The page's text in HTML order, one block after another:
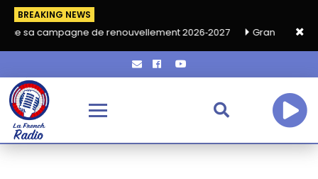
BREAKING NEWS
de renouvellement 2026‑2027 Grand café de rentrée